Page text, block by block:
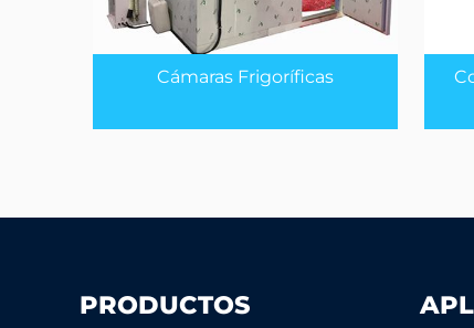
Cámaras Frigoríficas
PRODUCTOS